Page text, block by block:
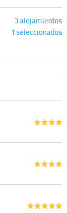
3 alojamientos
1 seleccionados